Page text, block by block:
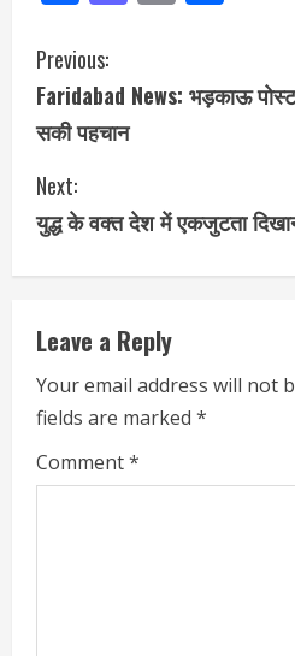
Previous:
Faridabad News: भड़काऊ
सकी पहचान
Next:
युद्ध के वक्त देश में एकजुटता
Leave a Reply
Your email address will not
fields are marked *
Comment*